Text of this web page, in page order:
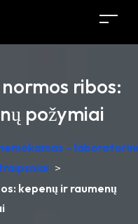
ribos:
požymiai
–
>
kepenų ir raumenų